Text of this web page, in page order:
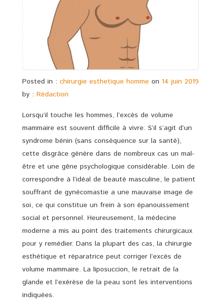
Posted in : chirurgie esthetique homme on 14 juin 2019
by : Rédaction
Lorsqu’il touche les hommes, l’excès de volume
mammaire est souvent difficile à vivre. S’il s’agit d’un
syndrome bénin (sans conséquence sur la santé),
cette disgrâce génère dans de nombreux cas un mal-
être et une gêne psychologique considérable. Loin de
correspondre à l’idéal de beauté masculine, le patient
souffrant de gynécomastie a une mauvaise image de
soi, ce qui constitue un frein à son épanouissement
social et personnel. Heureusement, la médecine
moderne a mis au point des traitements chirurgicaux
pour y remédier. Dans la plupart des cas, la chirurgie
esthétique et réparatrice peut corriger l’excès de
volume mammaire. La liposuccion, le retrait de la
glande et l’exérèse de la peau sont les interventions
indiquées.